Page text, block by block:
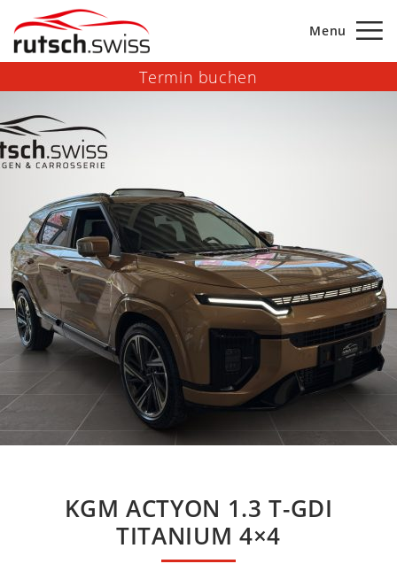
Menu
Termin buchen
KGM ACTYON 1.3 T-GDI
TITANIUM 4×4